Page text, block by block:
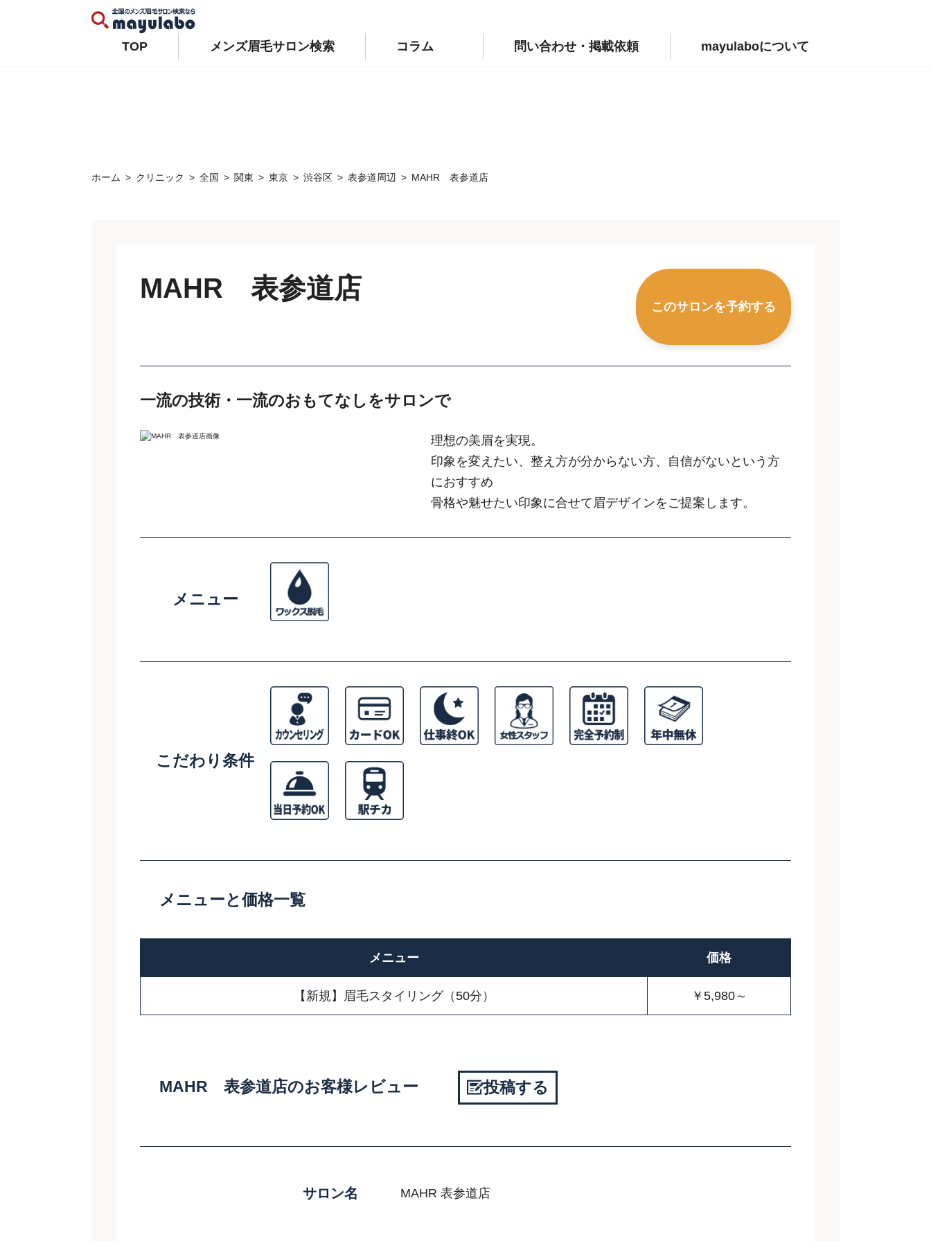
: Constant WP_AUTO_UPDATE_CORE already defined in
: Constant AUTOMATIC_UPDATER_DISABLED already defined in/home/xs679489/mayulabo.jp/public_html/wp-config.php
TOP メンズ眉毛サロン検索 コラム 問い合わせ・掲載依頼 mayulaboについて
ホーム クリニック 全国 関東 東京 渋谷区 表参道周辺 MAHR 表参道店
MAHR 表参道店
このサロンを予約する
一流の技術・一流のおもてなしをサロンで
理想の美眉を実現。
印象を変えたい、整え方が分からない方、自信がないという方
におすすめ
骨格や魅せたい印象に合せて眉デザインをご提案します。
メニュー
こだわり条件
メニューと価格一覧
メニュー 価格
【新規】眉毛スタイリング（50分） ￥5,980～
MAHR 表参道店のお客様レビュー 投稿する
サロン名 MAHR 表参道店